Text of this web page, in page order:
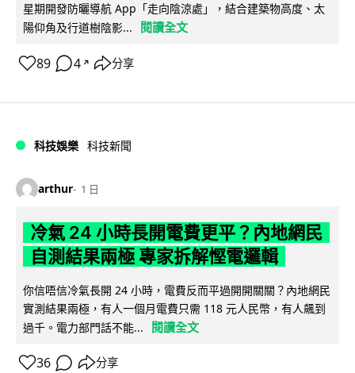
星期開發防曬導航 App「走向陰涼處」，結合建築物高度、太
陽仰角及行道樹陰影...
閱讀全文
89 4 ↗ 分享
科技娛樂 科技新聞
arthur 1 日
冷氣 24 小時長開電費更平？內地網民
自測結果兩極 專家拆解慳電邏輯
你信唔信冷氣長開 24 小時，電費反而平過開開關關？內地網民
實測結果兩極，有人一個月電費只需 118 元人民幣，有人飆到
過千。電力部門話不能...
閱讀全文
36 分享